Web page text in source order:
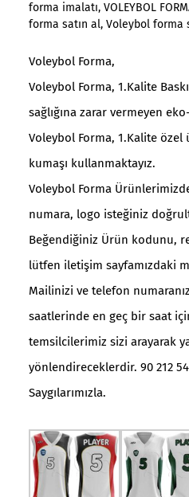
forma imalatı, VOLEYBOL
forma satın al, Voleybol forma
Voleybol Forma,
Voleybol Forma, 1.Kalite
sağlığına zarar vermeyen
Voleybol Forma, 1.Kalite
kumaşı kullanmaktayız.
Voleybol Forma
numara, logo isteğiniz
Beğendiğiniz Ürün kodunu,
lütfen iletişim sayfamızdaki
Mailinizi ve telefon
saatlerinde en geç bir saat
temsilcilerimiz sizi arayarak
yönlendireceklerdir. 90 212
Saygılarımızla.